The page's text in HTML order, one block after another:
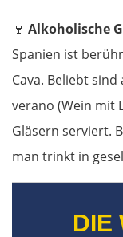
🍷 Alkoholische
Spanien ist
Cava. Beliebt
verano (Wein mit
Gläsern serviert.
man trinkt in
DIE
Rumänien
Târgu Jiu
Petroșani
Diemrich